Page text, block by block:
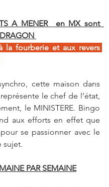
A MENER  en MX sont
la fourberie et aux revers
cette maison dans
le chef de l’état,
le MINISTERE. Bingo
aux efforts en effet que
se passionner avec le
sujet.
PAR SEMAINE